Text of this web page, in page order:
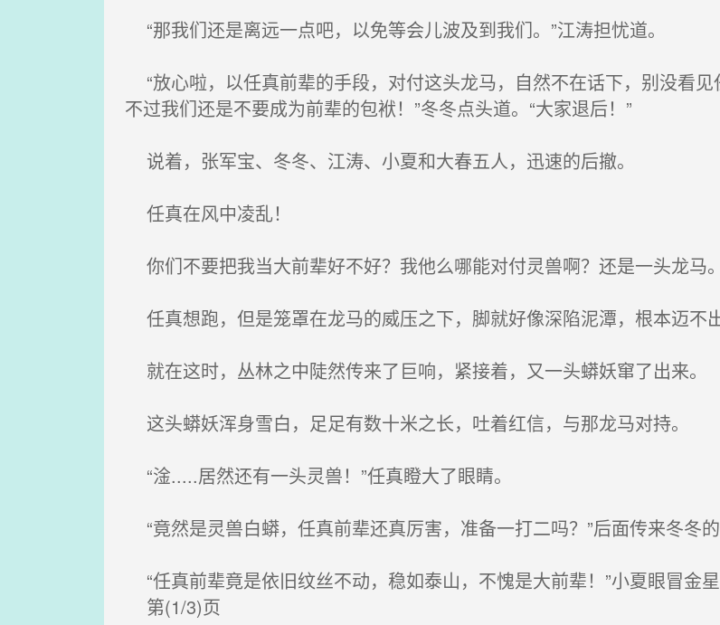
“那我们还是离远一点吧，以免等会儿波及到我们。”江涛担忧道。
“放心啦，以任真前辈的手段，对付这头龙马，自然不在话下，别没看见
不过我们还是不要成为前辈的包袱！”冬冬点头道。“大家退后！”
说着，张军宝、冬冬、江涛、小夏和大春五人，迅速的后撤。
任真在风中凌乱！
你们不要把我当大前辈好不好？我他么哪能对付灵兽啊？还是一头龙马。
任真想跑，但是笼罩在龙马的威压之下，脚就好像深陷泥潭，根本迈不出
就在这时，丛林之中陡然传来了巨响，紧接着，又一头蟒妖窜了出来。
这头蟒妖浑身雪白，足足有数十米之长，吐着红信，与那龙马对持。
“淦.....居然还有一头灵兽！”任真瞪大了眼睛。
“竟然是灵兽白蟒，任真前辈还真厉害，准备一打二吗？”后面传来冬冬的
“任真前辈竟是依旧纹丝不动，稳如泰山，不愧是大前辈！”小夏眼冒金星
第(1/3)页